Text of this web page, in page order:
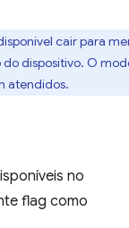
cair para
dispositivo. O
atendidos.
no
flag como